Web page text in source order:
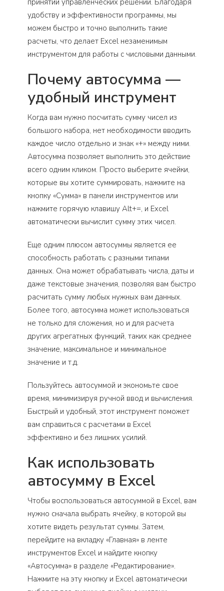
принятии управленческих решений. Благодаря
удобству и эффективности программы, мы
можем быстро и точно выполнить такие
расчеты, что делает Excel незаменимым
инструментом для работы с числовыми данными.
Почему автосумма —
удобный инструмент
Когда вам нужно посчитать сумму чисел из
большого набора, нет необходимости вводить
каждое число отдельно и знак «+» между ними.
Автосумма позволяет выполнить это действие
всего одним кликом. Просто выберите ячейки,
которые вы хотите суммировать, нажмите на
кнопку «Сумма» в панели инструментов или
нажмите горячую клавишу Alt+=, и Excel
автоматически вычислит сумму этих чисел.
Еще одним плюсом автосуммы является ее
способность работать с разными типами
данных. Она может обрабатывать числа, даты и
даже текстовые значения, позволяя вам быстро
расчитать сумму любых нужных вам данных.
Более того, автосумма может использоваться
не только для сложения, но и для расчета
других агрегатных функций, таких как среднее
значение, максимальное и минимальное
значение и т.д.
Пользуйтесь автосуммой и экономьте свое
время, минимизируя ручной ввод и вычисления.
Быстрый и удобный, этот инструмент поможет
вам справиться с расчетами в Excel
эффективно и без лишних усилий.
Как использовать
автосумму в Excel
Чтобы воспользоваться автосуммой в Excel, вам
нужно сначала выбрать ячейку, в которой вы
хотите видеть результат суммы. Затем,
перейдите на вкладку «Главная» в ленте
инструментов Excel и найдите кнопку
«Автосумма» в разделе «Редактирование».
Нажмите на эту кнопку и Excel автоматически